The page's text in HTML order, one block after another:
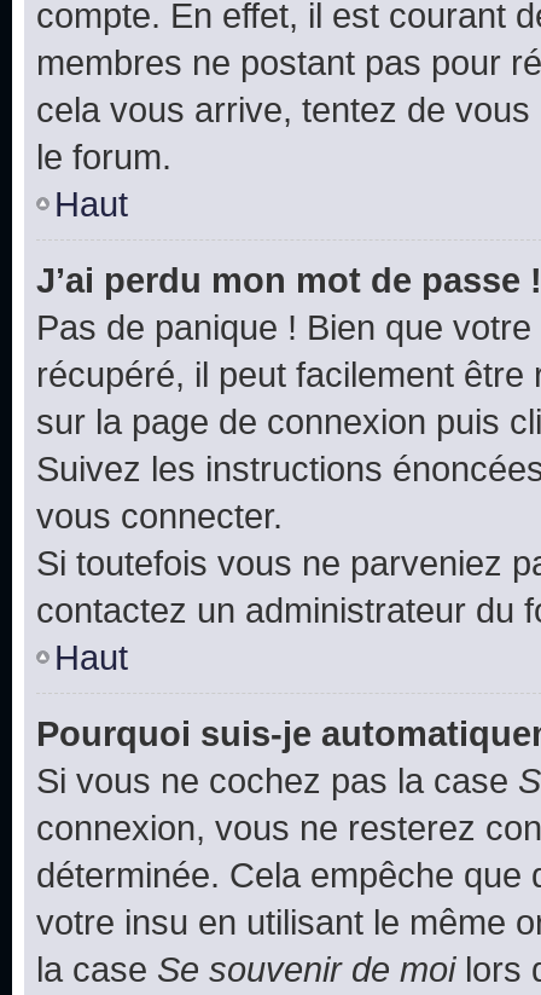
compte. En effet, il est courant
membres ne postant pas pour
cela vous arrive, tentez de
le forum.
Haut
J’ai perdu mon mot de passe !
Pas de panique ! Bien que
récupéré, il peut facilement
sur la page de connexion puis
Suivez les instructions
vous connecter.
Si toutefois vous ne parveniez
contactez un administrateur du
Haut
Pourquoi suis-je
Si vous ne cochez pas la case
connexion, vous ne resterez
déterminée. Cela empêche que
votre insu en utilisant le même
la case Se souvenir de moilors